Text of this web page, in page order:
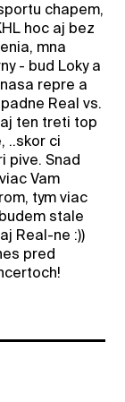
chapem,
hoc aj bez
mna
- bud Loky a
repre a
Real vs.
ten treti top
..skor ci
pive. Snad
Vam
tym viac
stale
Real-ne :))
pred